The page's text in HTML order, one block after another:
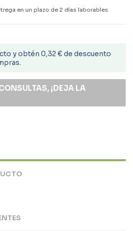
en un plazo de 2 días laborables
y obtén 0,32 € de descuento
¡DEJA LA